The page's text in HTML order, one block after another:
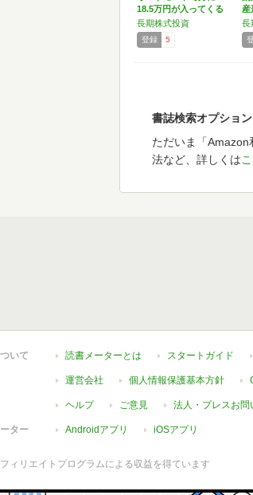
18.5万円が入ってくる
「…
長期株式投資
登録 5
産
書誌検索オプショ
ただいま「
法など、詳しくは
いて 読書メーターとは スタートガイド
運営会社 個人情報保護基本方針
ヘルプ ご意見 法人・プレスお問
ター Androidアプリ iOSアプリ
ィリエイトプログラムによる収益を得ています